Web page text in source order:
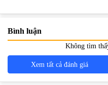
Bình luận
Không tìm
Xem tất cả đánh giá